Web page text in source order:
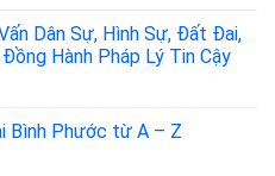
khách
chuyên
viên
Dân Sự, Hình Sự, Đất Đai,
Hành Pháp Lý Tin Cậy
Bình Phước từ A – Z